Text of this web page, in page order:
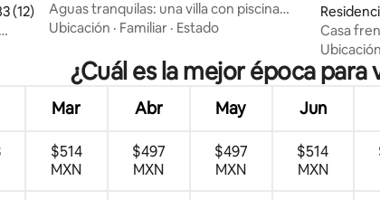
promedio: 4.83 de 5; 12 evaluaciones
(12)
ma
Aguas tranquilas: una villa con piscina
junto a las aguas tranquilas
Ubicación · Familiar · Estado
Casa
Helen Villa
Ubicación
¿Cuál es la mejor época
Mar Abr May Jun
$514
MXN
$497
MXN
$497
MXN
$514
MXN